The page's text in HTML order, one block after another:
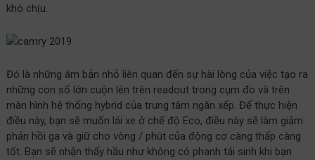
khó chịu.
Đó là những âm bản nhỏ liên quan đến sự hài lòng của việc tạo ra
những con số lớn cuộn lên trên readout trong cụm đo và trên
màn hình hệ thống hybrid của trung tâm ngăn xếp. Để thực hiện
điều này, bạn sẽ muốn lái xe ở chế độ Eco, điều này sẽ làm giảm
phản hồi ga và giữ cho vòng / phút của động cơ càng thấp càng
tốt. Bạn sẽ nhận thấy hầu như không có phanh tái sinh khi bạn